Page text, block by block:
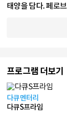
태양을 담다. 페로
프로그램 더보기
다큐멘터리
다큐S프라임